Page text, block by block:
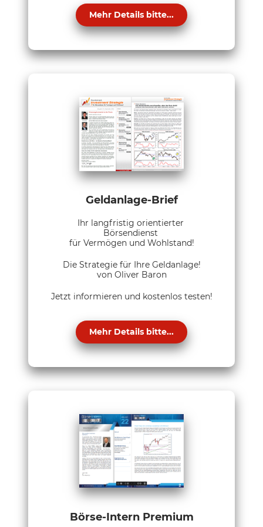
Mehr Details bitte...
Geldanlage-Brief
Ihr langfristig orientierter
Börsendienst
für Vermögen und Wohlstand!
Die Strategie für Ihre Geldanlage!
von Oliver Baron
Jetzt informieren und kostenlos testen!
Mehr Details bitte...
Börse-Intern Premium